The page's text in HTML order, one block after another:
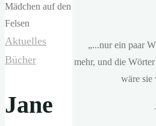
Aktuelles
Bücher
Jane
„...nur ein paar
mehr, und die
wäre sie
-